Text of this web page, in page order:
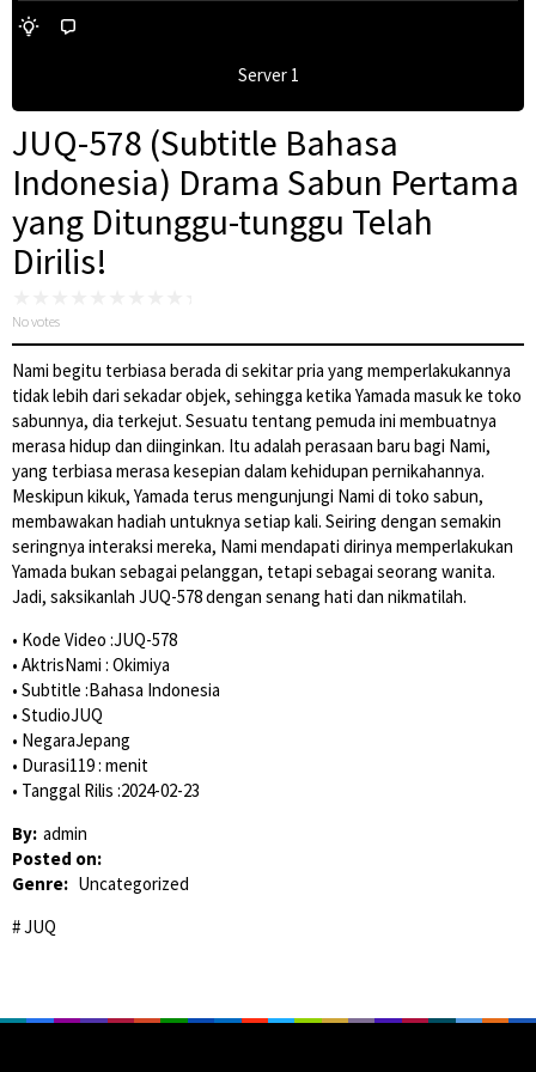
Server 1
JUQ-578 (Subtitle Bahasa
Indonesia) Drama Sabun Pertama
yang Ditunggu-tunggu Telah
Dirilis!
No votes
Nami begitu terbiasa berada di sekitar pria yang memperlakukannya
tidak lebih dari sekadar objek, sehingga ketika Yamada masuk ke toko
sabunnya, dia terkejut. Sesuatu tentang pemuda ini membuatnya
merasa hidup dan diinginkan. Itu adalah perasaan baru bagi Nami,
yang terbiasa merasa kesepian dalam kehidupan pernikahannya.
Meskipun kikuk, Yamada terus mengunjungi Nami di toko sabun,
membawakan hadiah untuknya setiap kali. Seiring dengan semakin
seringnya interaksi mereka, Nami mendapati dirinya memperlakukan
Yamada bukan sebagai pelanggan, tetapi sebagai seorang wanita.
Jadi, saksikanlah JUQ-578 dengan senang hati dan nikmatilah.
• Kode Video :JUQ-578
• AktrisNami : Okimiya
• Subtitle :Bahasa Indonesia
• StudioJUQ
• NegaraJepang
• Durasi119 : menit
• Tanggal Rilis :2024-02-23
By: admin
Posted on:
Genre: Uncategorized
JUQ